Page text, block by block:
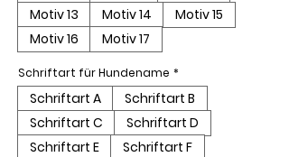
Motiv 13
Motiv 14
Motiv 15
Motiv 16
Motiv 17
Schriftart für Hundename *
Schriftart A
Schriftart B
Schriftart C
Schriftart D
Schriftart E
Schriftart F